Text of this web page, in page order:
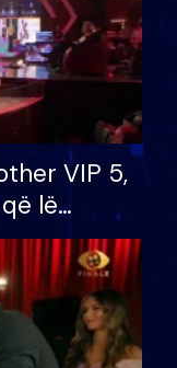
VIP 5,
lë
për